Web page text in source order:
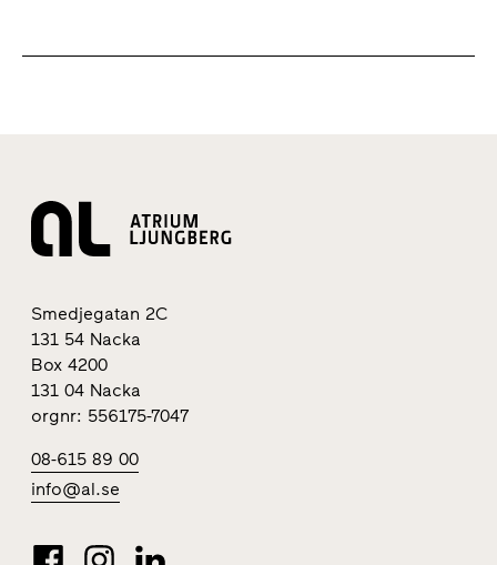
Smedjegatan 2C
131 54 Nacka
Box 4200
131 04 Nacka
orgnr: 556175-7047
08-615 89 00
info@al.se